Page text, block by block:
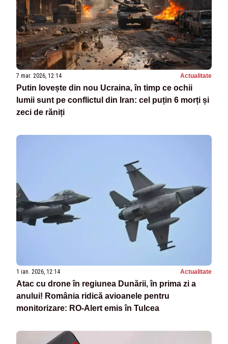
7 mar. 2026, 12:14 Actualitate
Putin lovește din nou Ucraina, în timp ce ochii
lumii sunt pe conflictul din Iran: cel puțin 6 morți și
zeci de răniți
1 ian. 2026, 12:14 Actualitate
Atac cu drone în regiunea Dunării, în prima zi a
anului! România ridică avioanele pentru
monitorizare: RO-Alert emis în Tulcea